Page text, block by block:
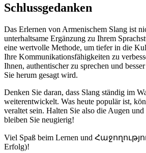
Schlussgedanken
Das Erlernen von Armenischem Slang ist
unterhaltsame Ergänzung zu Ihrem
eine wertvolle Methode, um tiefer in die
Ihre Kommunikationsfähigkeiten zu
Ihnen, authentischer zu sprechen und
Sie herum gesagt wird.
Denken Sie daran, dass Slang ständig im
weiterentwickelt. Was heute populär ist,
veraltet sein. Halten Sie also die Augen
bleiben Sie neugierig!
Viel Spaß beim Lernen und
Erfolg)!